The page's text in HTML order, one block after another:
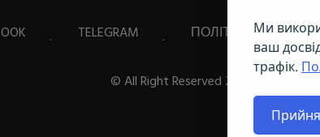
Ми
ваш
трафік.
TELEGRAM ПОЛІТИКА ЩОДО
© All Right Reserved 2026